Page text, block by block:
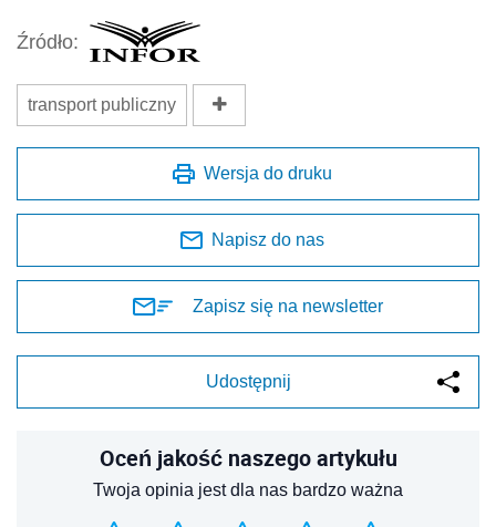
Źródło:
transport publiczny
Wersja do druku
Napisz do nas
Zapisz się na newsletter
Udostępnij
Oceń jakość naszego artykułu
Twoja opinia jest dla nas bardzo ważna